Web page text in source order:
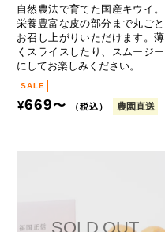
自然農法で育てた国産キウイ。
栄養豊富な皮の部分まで丸ごと
お召し上がりいただけます。薄
くスライスしたり、スムージー
にしてお楽しみください。
¥669〜 （税込） 農園直送